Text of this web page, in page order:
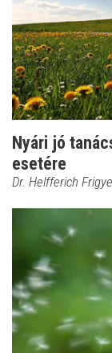
Nyári jó
esetére
Dr. Helfferich